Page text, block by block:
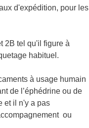
d'expédition, pour les
2B tel qu'il figure à
habituel.
à usage humain
de l’éphédrine ou de
et il n'y a pas
ou